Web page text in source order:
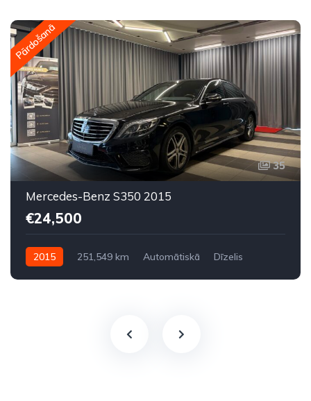
Pārdošanā
35
Mercedes-Benz S350 2015
€24,500
2015 251,549 km Automātiskā
Dīzelis